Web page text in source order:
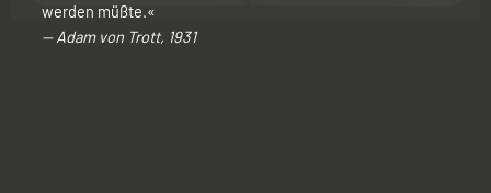
werden müßte.«
— Adam von Trott, 1931